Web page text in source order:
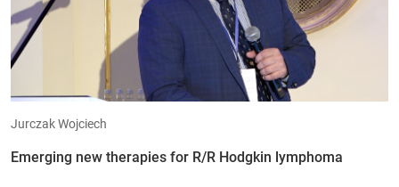
Jurczak Wojciech
Emerging new therapies for R/R Hodgkin lymphoma